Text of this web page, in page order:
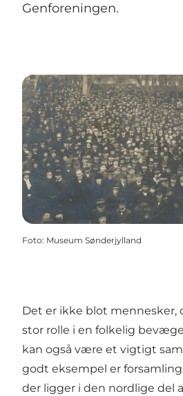
Genforeningen.
Foto: Museum Sønderjylland
Det er ikke blot mennesker,
stor rolle i en folkelig
kan også være et vigtigt
godt eksempel er
der ligger i den nordlige del